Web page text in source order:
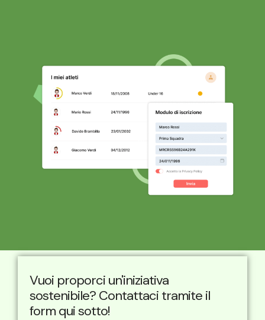
Vuoi proporci un'iniziativa
sostenibile? Contattaci tramite il
form qui sotto!